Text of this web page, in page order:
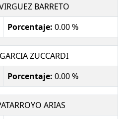
BARRETO
Porcentaje: 0.00 %
ZUCCARDI
Porcentaje: 0.00 %
ARIAS